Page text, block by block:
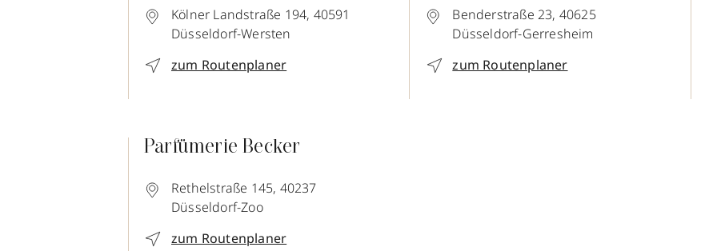
Kölner Landstraße 194, 40591
Düsseldorf-Wersten
zum Routenplaner
Benderstraße 23, 40625
Düsseldorf-Gerresheim
zum Routenplaner
Parfümerie Becker
Rethelstraße 145, 40237
Düsseldorf-Zoo
zum Routenplaner